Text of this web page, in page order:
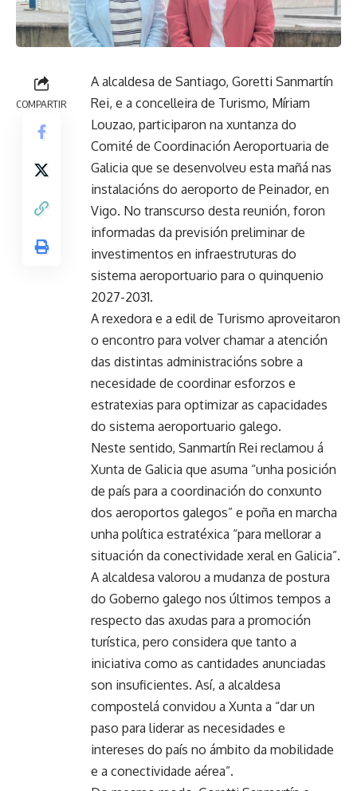
COMPARTIR
A alcaldesa de Santiago, Goretti Sanmartín
Rei, e a concelleira de Turismo, Míriam
Louzao, participaron na xuntanza do
Comité de Coordinación Aeroportuaria de
Galicia que se desenvolveu esta mañá nas
instalacións do aeroporto de Peinador, en
Vigo. No transcurso desta reunión, foron
informadas da previsión preliminar de
investimentos en infraestruturas do
sistema aeroportuario para o quinquenio
2027-2031.
A rexedora e a edil de Turismo aproveitaron
o encontro para volver chamar a atención
das distintas administracións sobre a
necesidade de coordinar esforzos e
estratexias para optimizar as capacidades
do sistema aeroportuario galego.
Neste sentido, Sanmartín Rei reclamou á
Xunta de Galicia que asuma “unha posición
de país para a coordinación do conxunto
dos aeroportos galegos” e poña en marcha
unha política estratéxica “para mellorar a
situación da conectividade xeral en Galicia”.
A alcaldesa valorou a mudanza de postura
do Goberno galego nos últimos tempos a
respecto das axudas para a promoción
turística, pero considera que tanto a
iniciativa como as cantidades anunciadas
son insuficientes. Así, a alcaldesa
compostelá convidou a Xunta a “dar un
paso para liderar as necesidades e
intereses do país no ámbito da mobilidade
e a conectividade aérea”.